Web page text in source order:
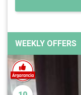
WEEKLY OFFERS